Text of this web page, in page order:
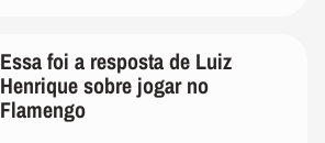
Essa foi a resposta de Luiz
Henrique sobre jogar no
Flamengo